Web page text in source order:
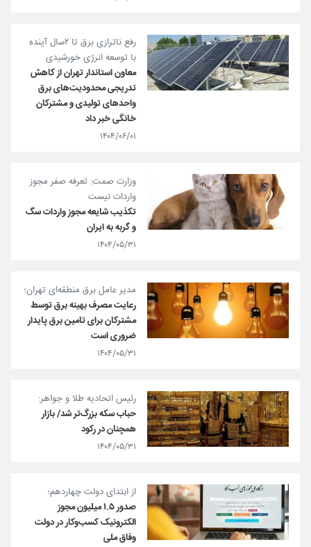
رفع ناترازی برق تا ۲سال آینده
با توسعه انرژی خورشیدی
معاون استاندار تهران از کاهش
تدریجی محدودیت‌های برق
واحدهای تولیدی و مشترکان
خانگی خبر داد
۱۴۰۴/۰۶/۰۱
وزارت صمت: تعرفه صفر مجوز
واردات نیست
تکذیب شایعه مجوز واردات سگ
و گربه به ایران
۱۴۰۴/۰۵/۳۱
مدیر عامل برق منطقه‌ای تهران؛
رعایت مصرف بهینه برق توسط
مشترکان برای تامین برق پایدار
ضروری است
۱۴۰۴/۰۵/۳۱
رئیس اتحادیه طلا و جواهر:
حباب سکه بزرگ‌تر شد/ بازار
همچنان در رکود
۱۴۰۴/۰۵/۳۱
از ابتدای دولت چهاردهم؛
صدور ۱.۵ میلیون مجوز
الکترونیک کسب‌وکار در دولت
وفاق ملی